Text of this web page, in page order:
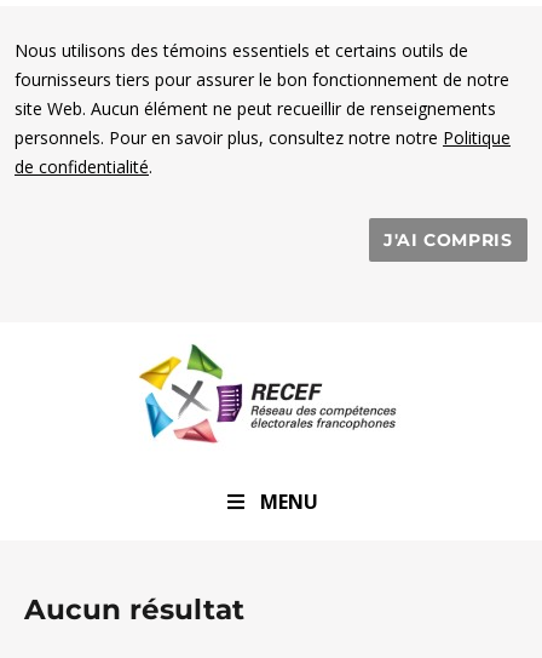
Nous utilisons des témoins essentiels et certains outils de
fournisseurs tiers pour assurer le bon fonctionnement de notre
site Web. Aucun élément ne peut recueillir de renseignements
personnels. Pour en savoir plus, consultez notre notre Politique
de confidentialité.
J'AI COMPRIS
Aucun résultat
MENU